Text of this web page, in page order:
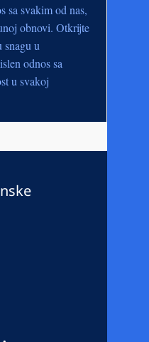
sa svakim od nas,
obnovi. Otkrijte
snagu u
odnos sa
u svakoj